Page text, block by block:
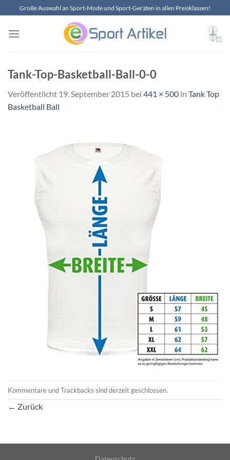
Inhalt
springen
Große Auswahl an Sport-Mode und Sport-Geräten in allen Preisklassen!
Tank-Top-Basketball-Ball-0-0
Veröffentlicht 19. September 2015 bei 441 × 500 in Tank Top
Basketball Ball
Kommentare und Trackbacks sind derzeit geschlossen.
← Zurück